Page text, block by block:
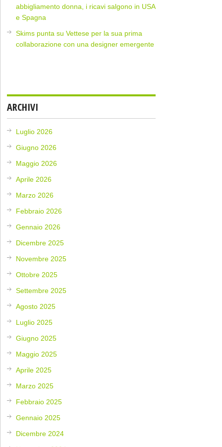
abbigliamento donna, i ricavi salgono in USA
e Spagna
Skims punta su Vettese per la sua prima
collaborazione con una designer emergente
ARCHIVI
Luglio 2026
Giugno 2026
Maggio 2026
Aprile 2026
Marzo 2026
Febbraio 2026
Gennaio 2026
Dicembre 2025
Novembre 2025
Ottobre 2025
Settembre 2025
Agosto 2025
Luglio 2025
Giugno 2025
Maggio 2025
Aprile 2025
Marzo 2025
Febbraio 2025
Gennaio 2025
Dicembre 2024